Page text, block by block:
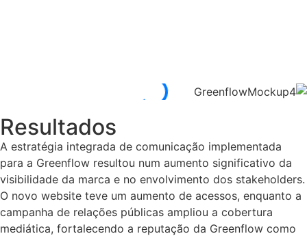
Resultados
A estratégia integrada de comunicação implementada
para a Greenflow resultou num aumento significativo da
visibilidade da marca e no envolvimento dos stakeholders.
O novo website teve um aumento de acessos, enquanto a
campanha de relações públicas ampliou a cobertura
mediática, fortalecendo a reputação da Greenflow como